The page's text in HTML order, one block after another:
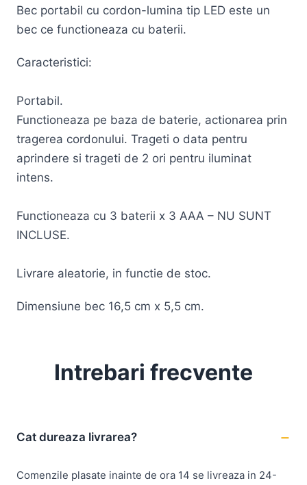
Bec portabil cu cordon-lumina tip LED este un
bec ce functioneaza cu baterii.
Caracteristici:
Portabil.
Functioneaza pe baza de baterie, actionarea prin
tragerea cordonului. Trageti o data pentru
aprindere si trageti de 2 ori pentru iluminat
intens.
Functioneaza cu 3 baterii x 3 AAA – NU SUNT
INCLUSE.
Livrare aleatorie, in functie de stoc.
Dimensiune bec 16,5 cm x 5,5 cm.
Intrebari frecvente
Cat dureaza livrarea?
Comenzile plasate inainte de ora 14 se livreaza in 24-